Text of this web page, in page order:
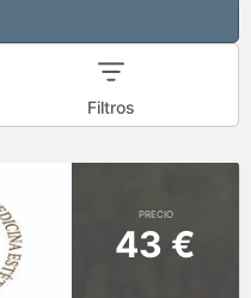
Filtros
PRECIO
43 €